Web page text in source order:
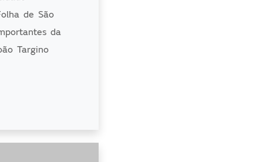
de São
da
Targino
foi a mais
os